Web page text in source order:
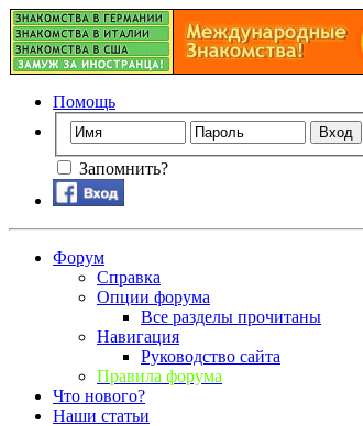
Помощь
Запомнить?
Форум
Справка
Опции форума
Все разделы прочитаны
Навигация
Руководство сайта
Правила форума
Что нового?
Наши статьи